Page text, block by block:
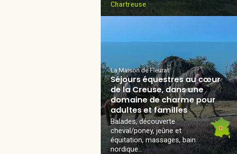
Chartreuse
La Maison de Fleurat
Séjours équestres au cœur
de la Creuse, dans une
domaine de charme pour
adultes et familles
Balades, découverte
cheval/poney, jeûne et
équitation, massages, bain
nordique...